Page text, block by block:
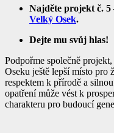
Najděte projekt č. 5
Velký Osek.
Dejte mu svůj hlas!
Podpořme společně
Oseku ještě lepší místo pro
respektem k přírodě a
opatření může vést k
charakteru pro budoucí